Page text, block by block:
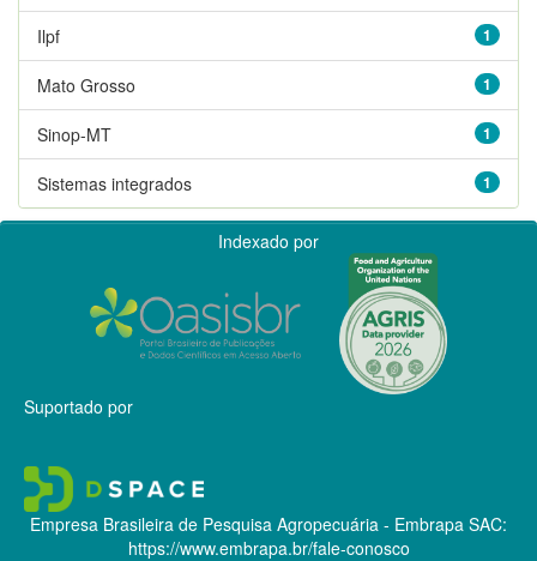
1
Ilpf
1
Mato Grosso
1
Sinop-MT
1
Sistemas integrados
Indexado por
Suportado por
Empresa Brasileira de Pesquisa Agropecuária - Embrapa SAC:
https://www.embrapa.br/fale-conosco